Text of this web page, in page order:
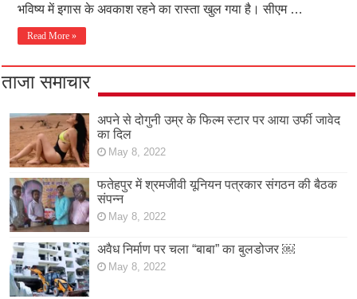
भविष्य में इगास के अवकाश रहने का रास्ता खुल गया है। सीएम …
Read More »
ताजा समाचार
अपने से दोगुनी उम्र के फिल्म स्टार पर आया उर्फी जावेद
का दिल
May 8, 2022
फतेहपुर में श्रमजीवी यूनियन पत्रकार संगठन की बैठक
संपन्न
May 8, 2022
अवैध निर्माण पर चला “बाबा” का बुलडोजर ￼
May 8, 2022